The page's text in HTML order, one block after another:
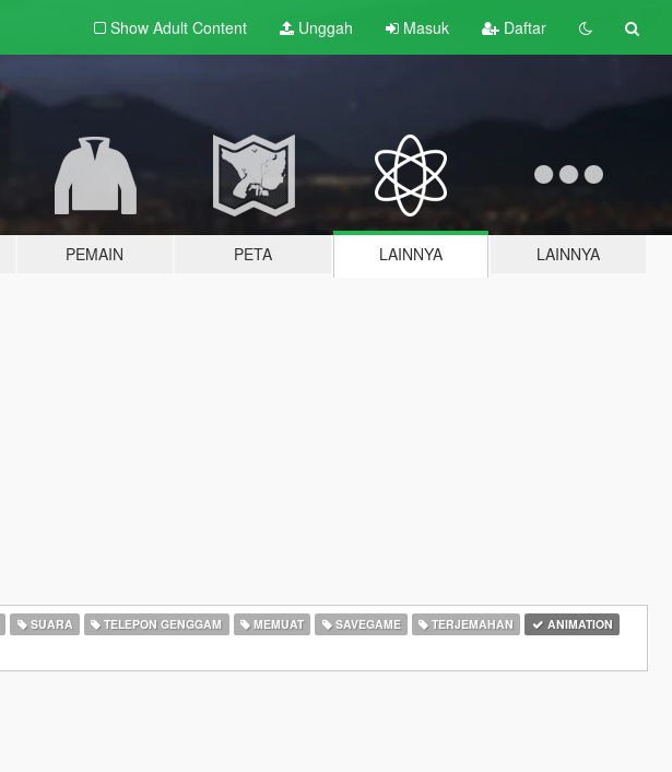
Show Adult Content Unggah Masuk Daftar
PEMAIN PETA LAINNYA LAINNYA
SUARA TELEPON GENGGAM MEMUAT SAVEGAME TERJEMAHAN
ANIMATION